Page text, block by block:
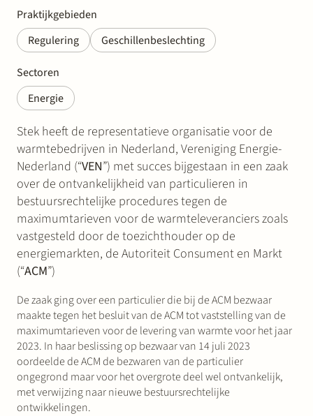
Praktijkgebieden
Regulering
Geschillenbeslechting
Sectoren
Energie
Stek heeft de representatieve organisatie voor de
warmtebedrijven in Nederland, Vereniging Energie-
Nederland (“VEN”) met succes bijgestaan in een zaak
over de ontvankelijkheid van particulieren in
bestuursrechtelijke procedures tegen de
maximumtarieven voor de warmteleveranciers zoals
vastgesteld door de toezichthouder op de
energiemarkten, de Autoriteit Consument en Markt
(“ACM”)
De zaak ging over een particulier die bij de ACM bezwaar
maakte tegen het besluit van de ACM tot vaststelling van de
maximumtarieven voor de levering van warmte voor het jaar
2023. In haar beslissing op bezwaar van 14 juli 2023
oordeelde de ACM de bezwaren van de particulier
ongegrond maar voor het overgrote deel wel ontvankelijk,
met verwijzing naar nieuwe bestuursrechtelijke
ontwikkelingen.